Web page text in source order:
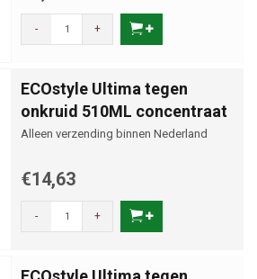
- +
ECOstyle Ultima tegen
onkruid 510ML concentraat
Alleen verzending binnen Nederland
€14,63
- +